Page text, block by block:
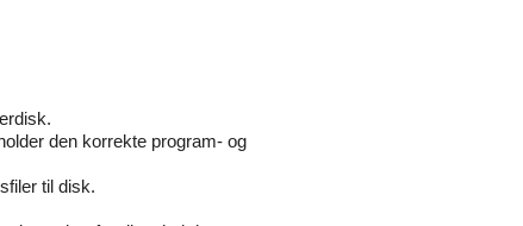
den korrekte program- og
til disk.